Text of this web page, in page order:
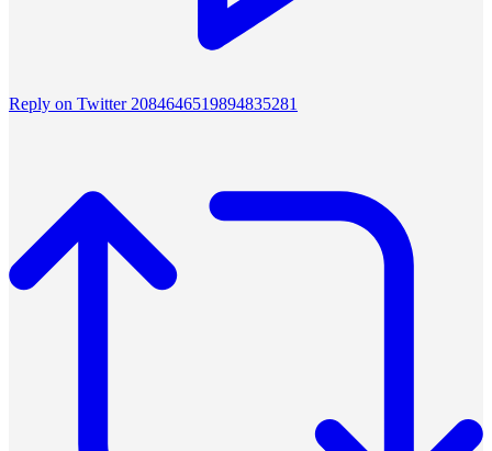
Reply on Twitter 2084646519894835281